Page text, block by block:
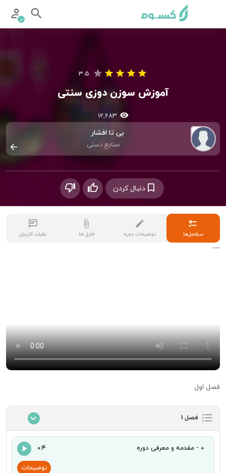
3.5
آموزش سوزن دوزی سنتی
12,683
بی تا افشار
صنایع دستی
دنبال کردن
سرفصل‌ها توضیحات دوره فایل ها نظرات کاربران
---
فصل اول
فصل 1
0 - مقدمه و معرفی دوره 0:4
توضیحات